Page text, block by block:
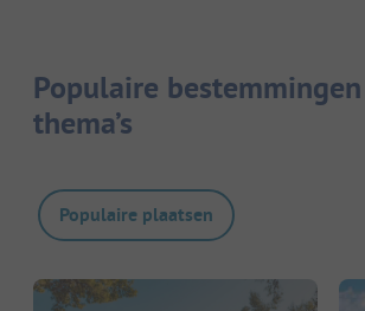
Populaire
thema’s
Populaire plaatsen